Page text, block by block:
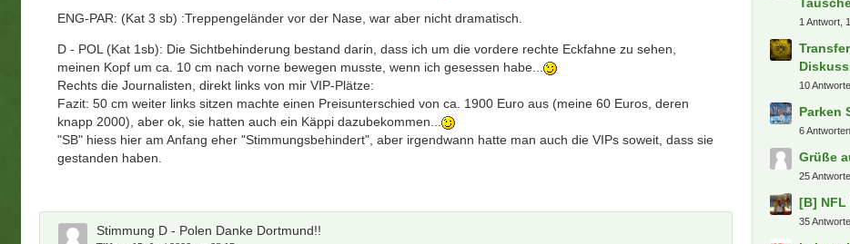
ENG-PAR: (Kat 3 sb) :Treppengeländer vor der Nase, war aber nicht dramatisch.
D - POL (Kat 1sb): Die Sichtbehinderung bestand darin, dass ich um die vordere rechte Eckfahne zu sehen,
meinen Kopf um ca. 10 cm nach vorne bewegen musste, wenn ich gesessen habe...
Rechts die Journalisten, direkt links von mir VIP-Plätze:
Fazit: 50 cm weiter links sitzen machte einen Preisunterschied von ca. 1900 Euro aus (meine 60 Euros, deren
knapp 2000), aber ok, sie hatten auch ein Käppi dazubekommen...
"SB" hiess hier am Anfang eher "Stimmungsbehindert", aber irgendwann hatte man auch die VIPs soweit, dass sie
gestanden haben.
Stimmung D - Polen Danke Dortmund!!
Steher
rausmade
kw87hb
FC St.